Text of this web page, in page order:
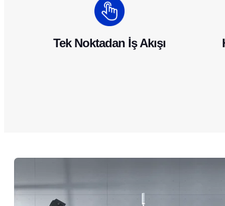
Tek Noktadan İş Akışı